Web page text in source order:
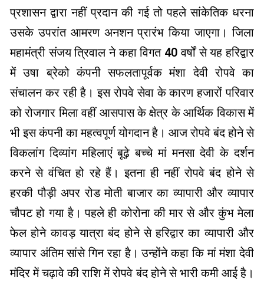
प्रशासन द्वारा नहीं प्रदान की गई तो पहले सांकेतिक धरना
उसके उपरांत आमरण अनशन प्रारंभ किया जाएगा। जिला
महामंत्री संजय त्रिवाल ने कहा विगत 40 वर्षों से यह हरिद्वार
में उषा ब्रेको कंपनी सफलतापूर्वक मंशा देवी रोपवे का
संचालन कर रही है। इस रोपवे सेवा के कारण हजारों परिवार
को रोजगार मिला वहीं आसपास के क्षेत्र के आर्थिक विकास में
भी इस कंपनी का महत्वपूर्ण योगदान है। आज रोपवे बंद होने से
विकलांग दिव्यांग महिलाएं बूढ़े बच्चे मां मनसा देवी के दर्शन
करने से वंचित हो रहे हैं। इतना ही नहीं रोपवे बंद होने से
हरकी पौड़ी अपर रोड मोती बाजार का व्यापारी और व्यापार
चौपट हो गया है। पहले ही कोरोना की मार से और कुंभ मेला
फेल होने कावड़ यात्रा बंद होने से हरिद्वार का व्यापारी और
व्यापार अंतिम सांसे गिन रहा है। उन्होंने कहा कि मां मंशा देवी
मंदिर में चढ़ावे की राशि में रोपवे बंद होने से भारी कमी आई है।